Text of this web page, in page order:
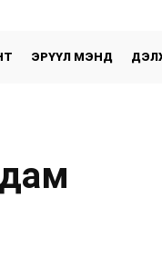
ЭРҮҮЛ МЭНД